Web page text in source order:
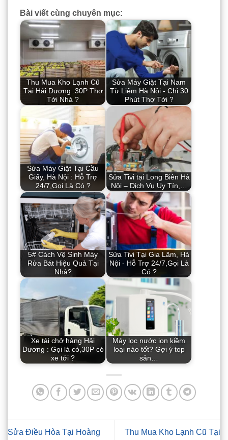
Bài viết cùng chuyên mục:
Thu Mua Kho Lạnh Cũ
Tại Hải Dương :30P Thợ
Tới Nhà ?
Sửa Máy Giặt Tại Nam
Từ Liêm Hà Nội - Chỉ 30
Phút Thợ Tới ?
Sửa Máy Giặt Tại Cầu
Giấy, Hà Nội : Hỗ Trợ
24/7,Gọi Là Có ?
Sửa Tivi tại Long Biên Hà
Nội – Dịch Vụ Uy Tín,…
5# Cách Vệ Sinh Máy
Rửa Bát Hiệu Quả Tại
Nhà?
Sửa Tivi Tại Gia Lâm, Hà
Nội - Hỗ Trợ 24/7,Gọi Là
Có ?
Xe tải chở hàng Hải
Dương : Gọi là có,30P có
xe tới ?
Máy lọc nước ion kiềm
loại nào tốt? Gợi ý top
sản…
Sửa Điều Hòa Tại Hoàng
Thu Mua Kho Lạnh Cũ Tại